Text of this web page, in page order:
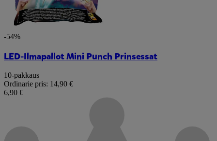
-54%
LED-Ilmapallot Mini Punch Prinsessat
10-pakkaus
Ordinarie pris: 14,90 €
6,90 €